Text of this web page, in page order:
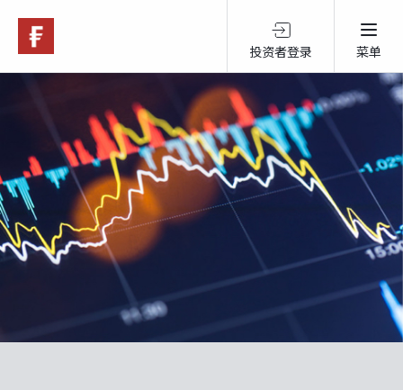
投资者登录 菜单
产品服务
跨境投资
市场观点